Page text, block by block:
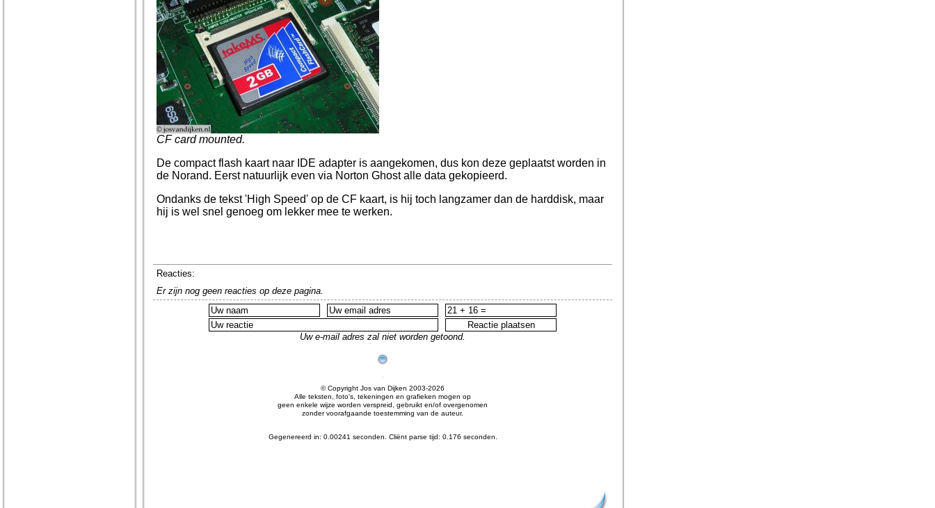
CF card mounted.
De compact flash kaart naar IDE adapter is aangekomen, dus kon deze geplaatst worden in
de Norand. Eerst natuurlijk even via Norton Ghost alle data gekopieerd.
Ondanks de tekst 'High Speed' op de CF kaart, is hij toch langzamer dan de harddisk, maar
hij is wel snel genoeg om lekker mee te werken.
Reacties:
Er zijn nog geen reacties op deze pagina.
Uw e-mail adres zal niet worden getoond.
© Copyright Jos van Dijken 2003-2026
Alle teksten, foto's, tekeningen en grafieken mogen op
geen enkele wijze worden verspreid, gebruikt en/of overgenomen
zonder voorafgaande toestemming van de auteur.
Gegenereerd in: 0.00241 seconden. Cliënt parse tijd: 0.176 seconden.